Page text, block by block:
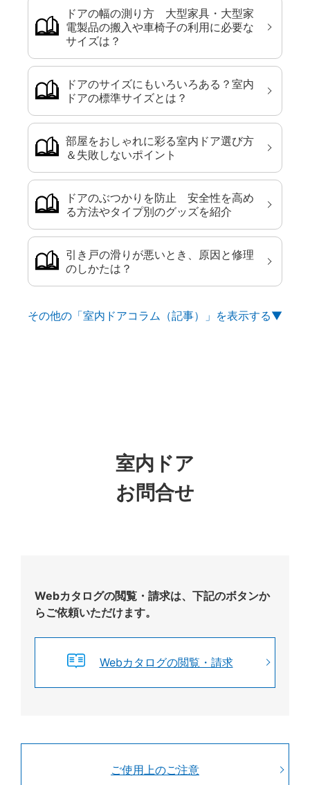
ドアの幅の測り方 大型家具・大型家
電製品の搬入や車椅子の利用に必要な
サイズは？
ドアのサイズにもいろいろある？室内
ドアの標準サイズとは？
部屋をおしゃれに彩る室内ドア選び方
＆失敗しないポイント
ドアのぶつかりを防止 安全性を高め
る方法やタイプ別のグッズを紹介
引き戸の滑りが悪いとき、原因と修理
のしかたは？
その他の「室内ドアコラム（記事）」を
室内ドア
お問合せ
Webカタログの閲覧・請求は、下記のボタンか
らご依頼いただけます。
Webカタログの閲覧・請求
ご使用上のご注意